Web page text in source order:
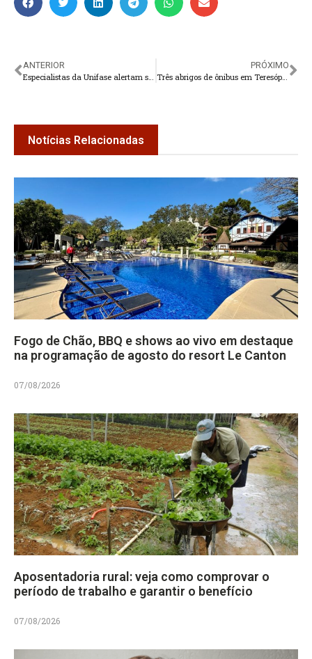
ANTERIOR
PRÓXIMO
Notícias Relacionadas
Fogo de Chão, BBQ e shows ao vivo em destaque
na programação de agosto do resort Le Canton
07/08/2026
Aposentadoria rural: veja como comprovar o
período de trabalho e garantir o benefício
07/08/2026